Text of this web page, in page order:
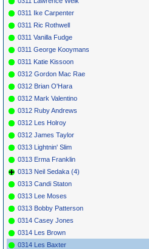
0311 Ike Carpenter
0311 Ric Rothwell
0311 Vanilla Fudge
0311 George Kooymans
0311 Katie Kissoon
0312 Gordon Mac Rae
0312 Brian O'Hara
0312 Mark Valentino
0312 Ruby Andrews
0312 Les Holroy
0312 James Taylor
0313 Lightnin' Slim
0313 Erma Franklin
0313 Neil Sedaka (4)
0313 Candi Staton
0313 Lee Moses
0313 Bobby Patterson
0314 Casey Jones
0314 Les Brown
0314 Les Baxter